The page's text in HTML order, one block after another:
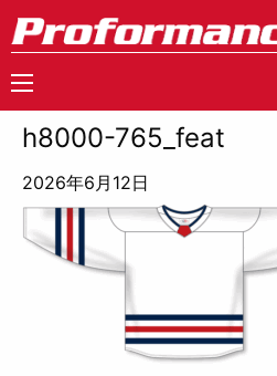
h8000-765_feat
2026年6月12日